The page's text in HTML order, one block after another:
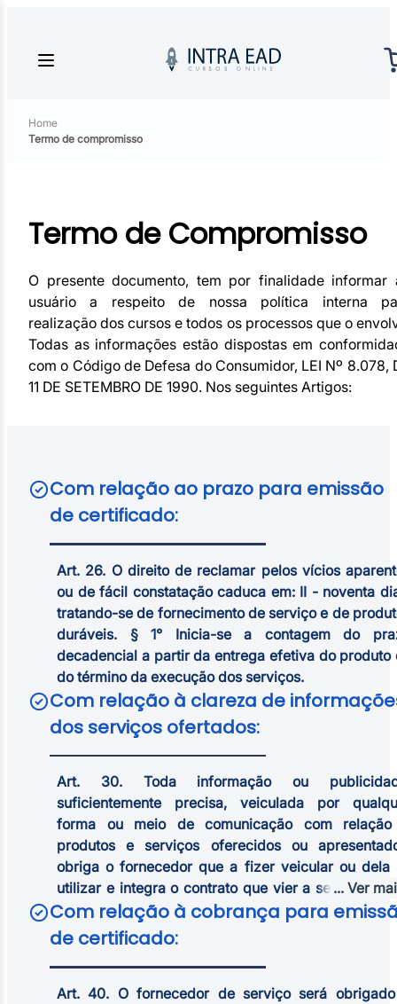
Home
Termo de compromisso
Termo de Compromisso
O presente documento, tem por finalidade informar
usuário a respeito de nossa política interna
realização dos cursos e todos os processos que o
Todas as informações estão dispostas em
com o Código de Defesa do Consumidor, LEI Nº 8.078,
11 DE SETEMBRO DE 1990. Nos seguintes Artigos:
Com relação ao prazo para emissão
de certificado:
Art. 26. O direito de reclamar pelos vícios
ou de fácil constatação caduca em: II - noventa
tratando-se de fornecimento de serviço e de
duráveis. § 1° Inicia-se a contagem do
decadencial a partir da entrega efetiva do produto
do término da execução dos serviços.
Com relação à clareza de
dos serviços ofertados:
Art. 30. Toda informação ou
suficientemente precisa, veiculada por
forma ou meio de comunicação com
produtos e serviços oferecidos ou
obriga o fornecedor que a fizer veicular ou dela
utilizar e integra o contrato que vier a ser
Art. 31. A oferta e apresentação de produtos
serviços devem assegurar informações
sobre suas características, qualidades,
composição, preço, garantia, prazos de
... Ver
Com relação à cobrança para
de certificado:
Art. 40. O fornecedor de serviço será